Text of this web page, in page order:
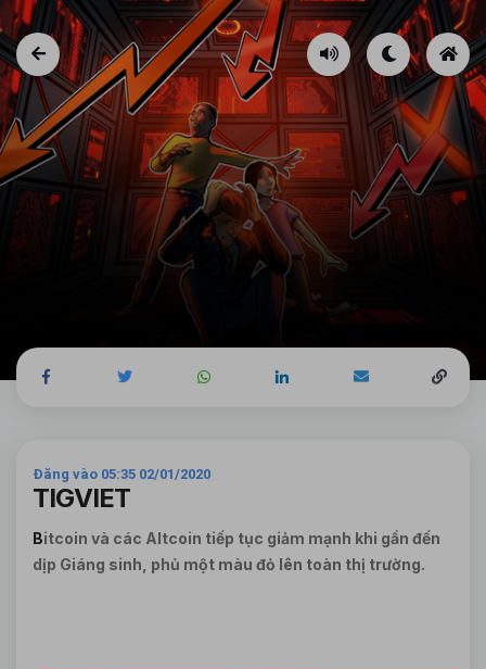
Đăng vào 05:35 02/01/2020
TIGVIET
Bitcoin và các Altcoin tiếp tục giảm mạnh khi gần đến
dịp Giáng sinh, phủ một màu đỏ lên toàn thị trường.